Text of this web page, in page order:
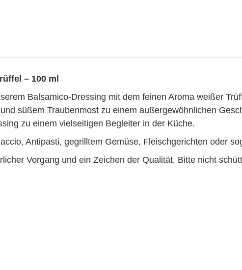
– 100 ml
Balsamico-Dressing mit dem feinen Aroma weißer
süßem Traubenmost zu einem außergewöhnlichen
zu einem vielseitigen Begleiter in der Küche.
Antipasti, gegrilltem Gemüse, Fleischgerichten oder
Vorgang und ein Zeichen der Qualität. Bitte nicht